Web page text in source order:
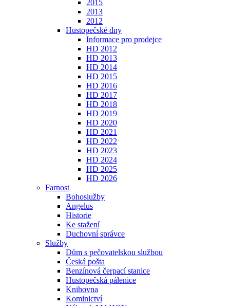
2015
2013
2012
Hustopečské dny
Informace pro prodejce
HD 2012
HD 2013
HD 2014
HD 2015
HD 2016
HD 2017
HD 2018
HD 2019
HD 2020
HD 2021
HD 2022
HD 2023
HD 2024
HD 2025
HD 2026
Farnost
Bohoslužby
Angelus
Historie
Ke stažení
Duchovní správce
Služby
Dům s pečovatelskou službou
Česká pošta
Benzínová čerpací stanice
Hustopečská pálenice
Knihovna
Kominictví